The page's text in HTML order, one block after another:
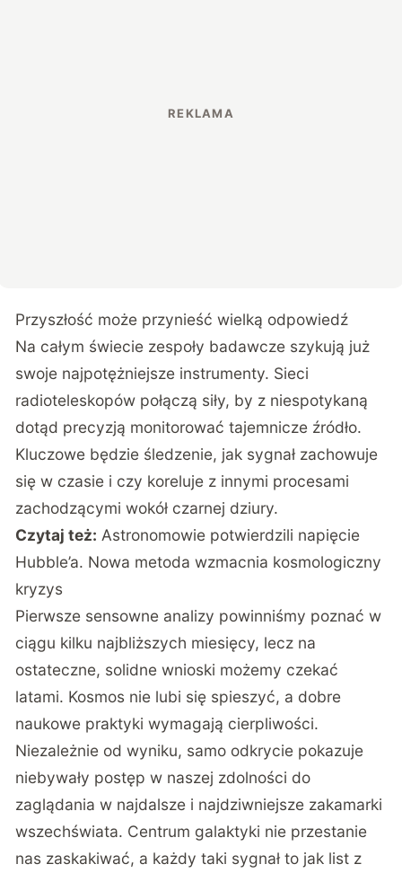
Przyszłość może przynieść wielką odpowiedź
Na całym świecie zespoły badawcze szykują już
swoje najpotężniejsze instrumenty. Sieci
radioteleskopów połączą siły, by z niespotykaną
dotąd precyzją monitorować tajemnicze źródło.
Kluczowe będzie śledzenie, jak sygnał zachowuje
się w czasie i czy koreluje z innymi procesami
zachodzącymi wokół czarnej dziury.
Czytaj też: Astronomowie potwierdzili napięcie
Hubble’a. Nowa metoda wzmacnia kosmologiczny
kryzys
Pierwsze sensowne analizy powinniśmy poznać w
ciągu kilku najbliższych miesięcy, lecz na
ostateczne, solidne wnioski możemy czekać
latami. Kosmos nie lubi się spieszyć, a dobre
naukowe praktyki wymagają cierpliwości.
Niezależnie od wyniku, samo odkrycie pokazuje
niebywały postęp w naszej zdolności do
zaglądania w najdalsze i najdziwniejsze zakamarki
wszechświata. Centrum galaktyki nie przestanie
nas zaskakiwać, a każdy taki sygnał to jak list z